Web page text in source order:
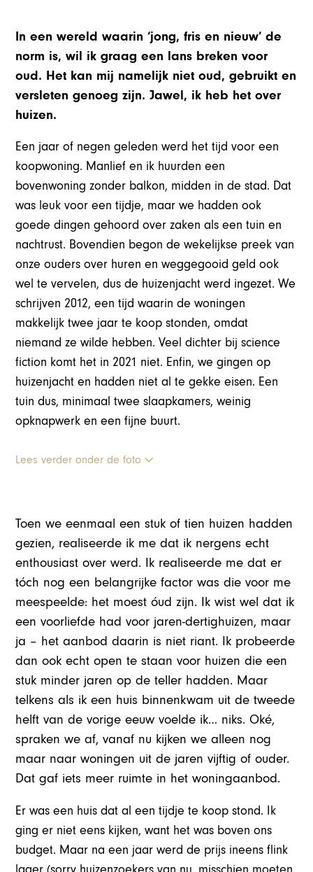
In een wereld waarin ‘jong, fris en nieuw’ de
norm is, wil ik graag een lans breken voor
oud. Het kan mij namelijk niet oud, gebruikt en
versleten genoeg zijn. Jawel, ik heb het over
huizen.
Een jaar of negen geleden werd het tijd voor een
koopwoning. Manlief en ik huurden een
bovenwoning zonder balkon, midden in de stad. Dat
was leuk voor een tijdje, maar we hadden ook
goede dingen gehoord over zaken als een tuin en
nachtrust. Bovendien begon de wekelijkse preek van
onze ouders over huren en weggegooid geld ook
wel te vervelen, dus de huizenjacht werd ingezet. We
schrijven 2012, een tijd waarin de woningen
makkelijk twee jaar te koop stonden, omdat
niemand ze wilde hebben. Veel dichter bij science
fiction komt het in 2021 niet. Enfin, we gingen op
huizenjacht en hadden niet al te gekke eisen. Een
tuin dus, minimaal twee slaapkamers, weinig
opknapwerk en een fijne buurt.
Lees verder onder de foto
Toen we eenmaal een stuk of tien huizen hadden
gezien, realiseerde ik me dat ik nergens echt
enthousiast over werd. Ik realiseerde me dat er
tóch nog een belangrijke factor was die voor me
meespeelde: het moest óud zijn. Ik wist wel dat ik
een voorliefde had voor jaren-dertighuizen, maar
ja – het aanbod daarin is niet riant. Ik probeerde
dan ook echt open te staan voor huizen die een
stuk minder jaren op de teller hadden. Maar
telkens als ik een huis binnenkwam uit de tweede
helft van de vorige eeuw voelde ik… niks. Oké,
spraken we af, vanaf nu kijken we alleen nog
maar naar woningen uit de jaren vijftig of ouder.
Dat gaf iets meer ruimte in het woningaanbod.
Er was een huis dat al een tijdje te koop stond. Ik
ging er niet eens kijken, want het was boven ons
budget. Maar na een jaar werd de prijs ineens flink